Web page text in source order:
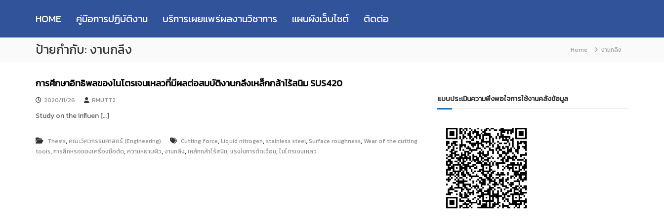
p
M
T
T
e
s
e
a
c
h
ห
วิ
ท
ย
ค
น
โ
HOME คู่มือการปฏิบัติงาน บริการเผยแพร่ผลงานวิชาการ แผนผังเว็บไซต์ ติดต่อ
ป้ายกำกับ:งานกลึง Home งานกลึง
การศึกษาอิทธิพลของไนโตรเจนเหลวที่มีผลต่อสมบัติงานกลึงเหล็กกล้าไร้สนิม SUS420
2020/11/26 RMUTT2
Study on the influen […]
Thesis,คณะวิศวกรรมศาสตร์ (Engineering) Cutting force,Liquid nitrogen, stainless steel, Surface roughness, Wear of the cutting
tools,การสึกหรอของเครื่องมือตัด,ความหยาบผิว,งานกลึง,เหล้กกล้าไร้สนิม,แรงในการตัดเฉือน,ไนโตรเจนเหลว
แบบประเมินความพึงพอใจการใช้งานคลังข้อมูล